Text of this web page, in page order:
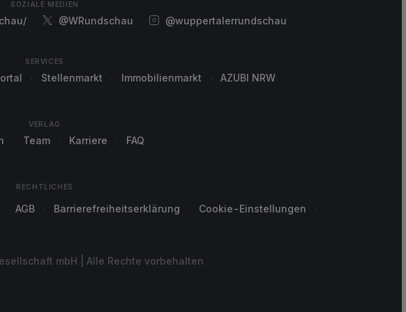
SOZIALE MEDIEN
@WRundschau @wuppertalerrundschau
SERVICES
Stellenmarkt Immobilienmarkt AZUBI NRW
VERLAG
Team Karriere FAQ
RECHTLICHES
AGB Barrierefreiheitserklärung Cookie-Einstellungen
mbH | Alle Rechte vorbehalten